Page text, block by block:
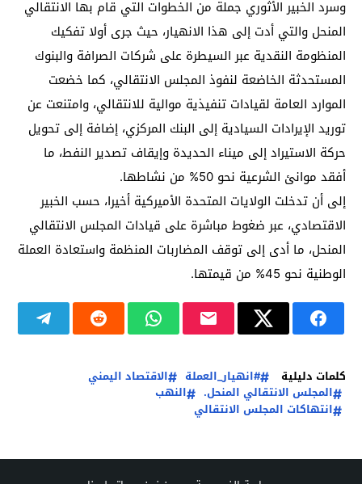
وسرد الخبير الأثوري جملة من الخطوات التي قام بها الانتقالي
المنحل والتي أدت إلى هذا الانهيار، حيث جرى أولا تفكيك
المنظومة النقدية عبر السيطرة على شركات الصرافة والبنوك
المستحدثة الخاضعة لنفوذ المجلس الانتقالي، كما خضعت
الموارد العامة لقيادات تنفيذية موالية للانتقالي، وامتنعت عن
توريد الإيرادات السيادية إلى البنك المركزي، إضافة إلى تحويل
حركة الاستيراد إلى ميناء الحديدة وإيقاف تصدير النفط، ما
أفقد موانئ الشرعية نحو 50% من نشاطها.
إلى أن تدخلت الولايات المتحدة الأميركية أخيرا، حسب الخبير
الاقتصادي، عبر ضغوط مباشرة على قيادات المجلس الانتقالي
المنحل، ما أدى إلى توقف المضاربات المنظمة واستعادة العملة
الوطنية نحو 45% من قيمتها.
كلمات دليلية #انهيار_العملة
الاقتصاد اليمني
المجلس الانتقالي المنحل.
النهب
انتهاكات المجلس الانتقالي